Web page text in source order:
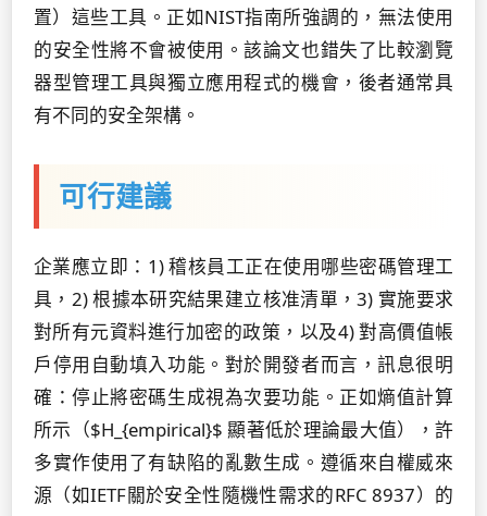
置）這些工具。正如NIST指南所強調的，無法使用
的安全性將不會被使用。該論文也錯失了比較瀏覽
器型管理工具與獨立應用程式的機會，後者通常具
有不同的安全架構。
可行建議
企業應立即：1) 稽核員工正在使用哪些密碼管理工
具，2) 根據本研究結果建立核准清單，3) 實施要求
對所有元資料進行加密的政策，以及4) 對高價值帳
戶停用自動填入功能。對於開發者而言，訊息很明
確：停止將密碼生成視為次要功能。正如熵值計算
所示（$H_{empirical}$ 顯著低於理論最大值），許
多實作使用了有缺陷的亂數生成。遵循來自權威來
源（如IETF關於安全性隨機性需求的RFC 8937）的